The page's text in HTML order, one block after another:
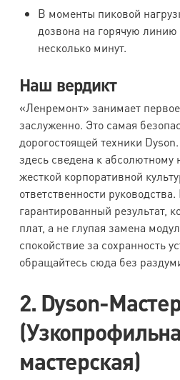
В моменты пиковой
дозвона на горячую линию
несколько минут.
Наш вердикт
«Ленремонт» занимает
заслуженно. Это самая
дорогостоящей техники
здесь сведена к абсолютному
жесткой корпоративной
ответственности
гарантированный результат,
плат, а не глупая замена
спокойствие за сохранность
обращайтесь сюда без
2. Dyson-
мастерская)